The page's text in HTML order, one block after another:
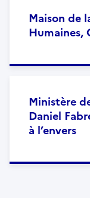
Maison de
Humaines,
Ministère
Daniel
à l’envers